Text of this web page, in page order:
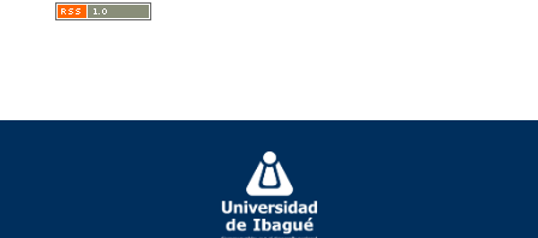
MYSCO
RASTRO URBANO